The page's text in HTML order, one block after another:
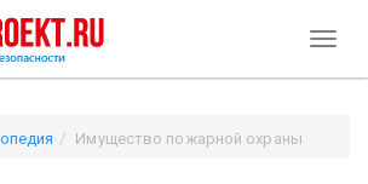
Имущество пожарной охраны